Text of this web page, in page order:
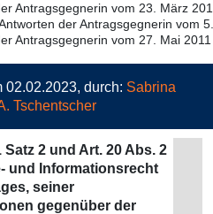
Antragsgegnerin vom 23. März
der Antragsgegnerin vom
Antragsgegnerin vom 27. Mai
02.02.2023, durch: Sabrina
Tschentscher
Satz 2 und Art. 20 Abs. 2
und Informationsrecht
seiner
gegenüber der